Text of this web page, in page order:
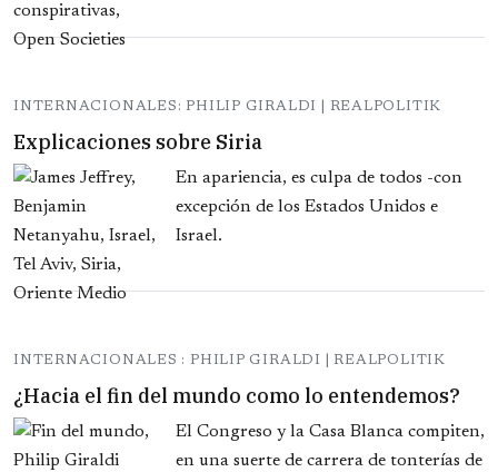
INTERNACIONALES: PHILIP GIRALDI | REALPOLITIK
Explicaciones sobre Siria
En apariencia, es culpa de todos -con
excepción de los Estados Unidos e
Israel.
INTERNACIONALES : PHILIP GIRALDI | REALPOLITIK
¿Hacia el fin del mundo como lo entendemos?
El Congreso y la Casa Blanca compiten,
en una suerte de carrera de tonterías de